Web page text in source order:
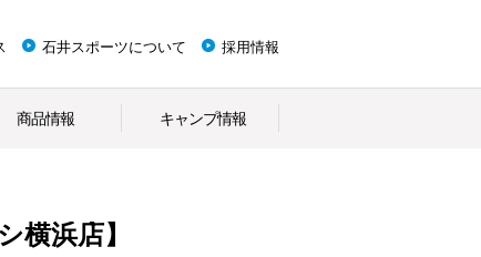
石井スポーツについて 採用情報
商品情報 キャンプ情報
横浜店】